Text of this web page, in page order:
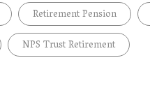
Retirement Pension
NPS Trust Retirement